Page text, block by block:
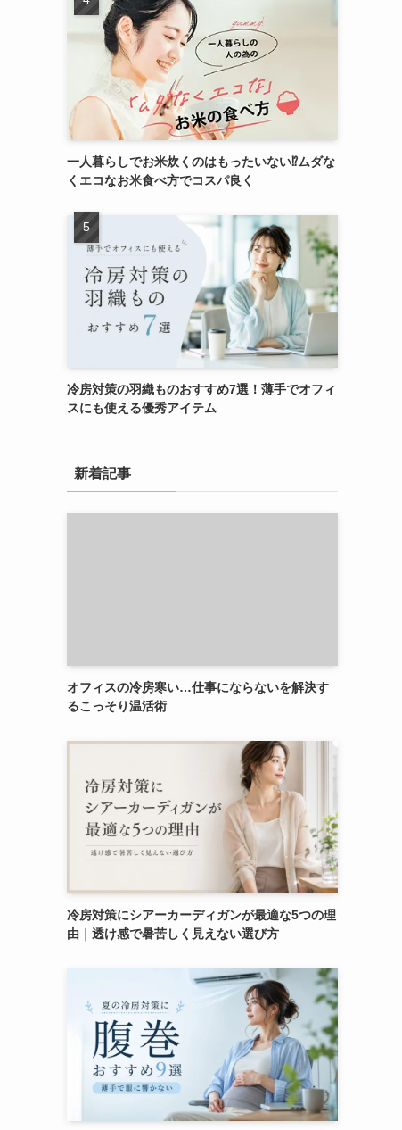
一人暮らしでお米炊くのはもったいない⁉ムダな
くエコなお米食べ方でコスパ良く
冷房対策の羽織ものおすすめ7選！薄手でオフィ
スにも使える優秀アイテム
新着記事
オフィスの冷房寒い…仕事にならないを解決す
るこっそり温活術
冷房対策にシアーカーディガンが最適な5つの理
由｜透け感で暑苦しく見えない選び方